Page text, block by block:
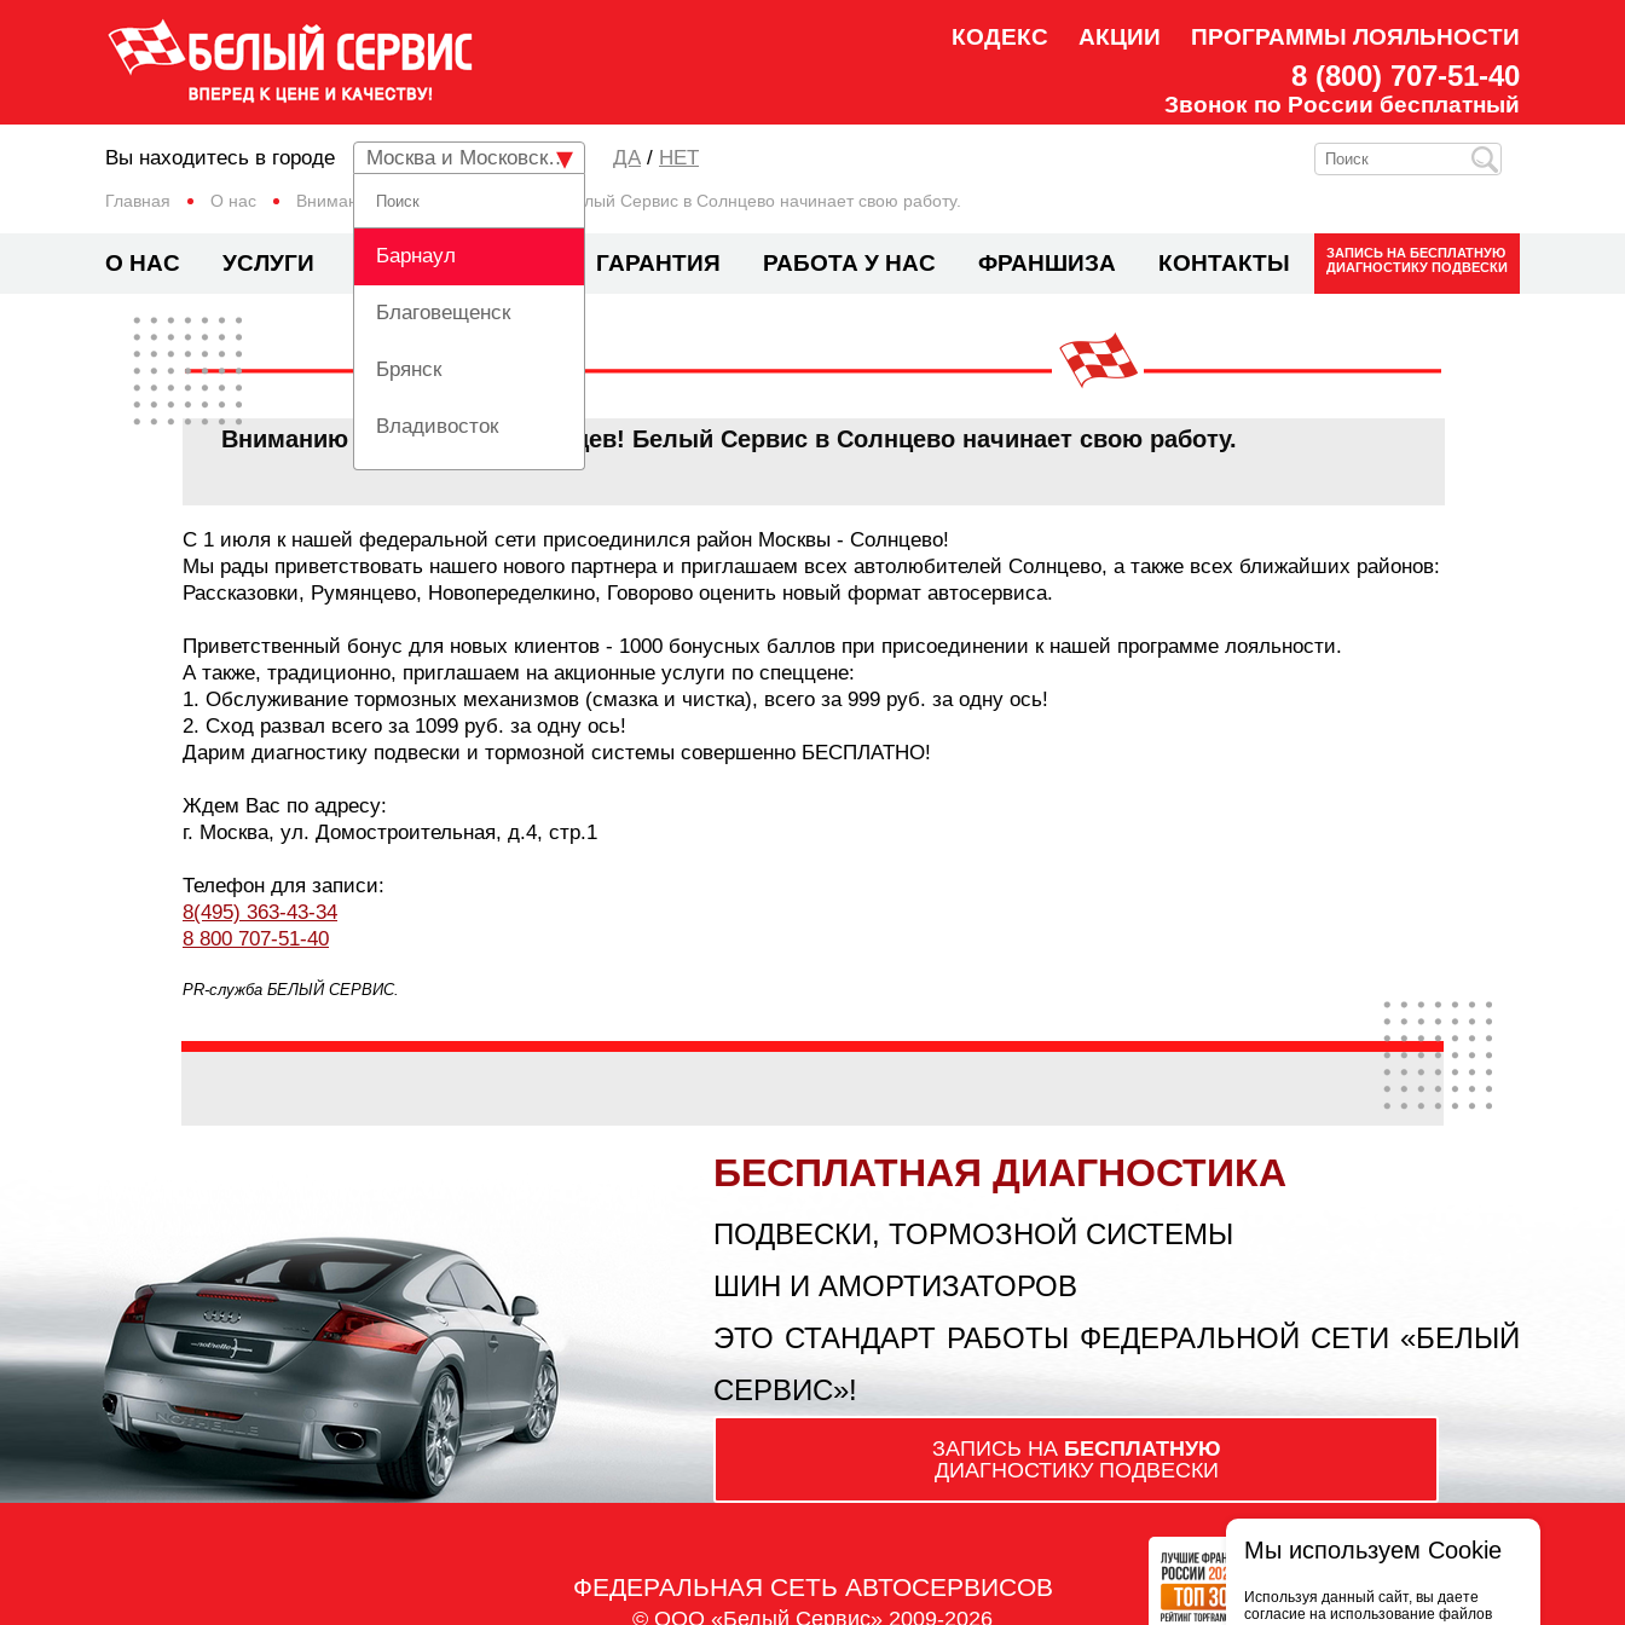
КОДЕКС АКЦИИ ПРОГРАММЫ ЛОЯЛЬНОСТИ
8 (800) 707-51-40
Звонок по России бесплатный
Главная О нас Вниманию всех автовладельцев! Белый Сервис в Солнцево начинает свою работу.
Вы находитесь в городе Москва и Московская область
Барнаул
Благовещенск
Брянск
Владивосток
Екатеринбург
Казань
Киров
Краснодар
Красноярск
Липецк
Мурманск
Нижневартовск
Орёл
Оренбург
Пенза
Петрозаводск
Ростов-на-Дону
/ НЕТ
О НАС УСЛУГИ ЦЕНЫ ГАРАНТИЯ РАБОТА У НАС ФРАНШИЗА КОНТАКТЫ ЗАПИСЬ НА БЕСПЛАТНУЮ
ДИАГНОСТИКУ ПОДВЕСКИ
Вниманию всех автовладельцев! Белый Сервис в Солнцево начинает свою работу.
С 1 июля к нашей федеральной сети присоединился район Москвы - Солнцево!
Мы рады приветствовать нашего нового партнера и приглашаем всех автолюбителей Солнцево, а также всех ближайших районов:
Рассказовки, Румянцево, Новопеределкино, Говорово оценить новый формат автосервиса.
Приветственный бонус для новых клиентов - 1000 бонусных баллов при присоединении к нашей программе лояльности.
А также, традиционно, приглашаем на акционные услуги по спеццене:
1. Обслуживание тормозных механизмов (смазка и чистка), всего за 999 руб. за одну ось!
2. Сход развал всего за 1099 руб. за одну ось!
Дарим диагностику подвески и тормозной системы совершенно БЕСПЛАТНО!
Ждем Вас по адресу:
г. Москва, ул. Домостроительная, д.4, стр.1
Телефон для записи:
8(495) 363-43-34
8 800 707-51-40
PR-служба БЕЛЫЙ СЕРВИС.
БЕСПЛАТНАЯ ДИАГНОСТИКА
ПОДВЕСКИ, ТОРМОЗНОЙ СИСТЕМЫ
ШИН И АМОРТИЗАТОРОВ
ЭТО СТАНДАРТ РАБОТЫ ФЕДЕРАЛЬНОЙ СЕТИ «БЕЛЫЙ
СЕРВИС»!
ЗАПИСЬ НА БЕСПЛАТНУЮ
ДИАГНОСТИКУ ПОДВЕСКИ
ФЕДЕРАЛЬНАЯ СЕТЬ АВТОСЕРВИСОВ
© ООО «Белый Сервис» 2009-2026
Мы используем Cookie
Используя данный сайт, вы даете
согласие на использование файлов